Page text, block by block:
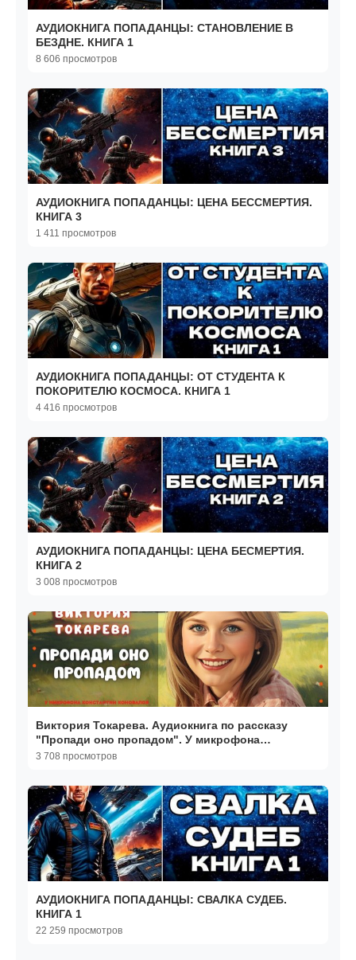
АУДИОКНИГА ПОПАДАНЦЫ: СТАНОВЛЕНИЕ В
БЕЗДНЕ. КНИГА 1
8 606 просмотров
АУДИОКНИГА ПОПАДАНЦЫ: ЦЕНА БЕССМЕРТИЯ.
КНИГА 3
1 411 просмотров
АУДИОКНИГА ПОПАДАНЦЫ: ОТ СТУДЕНТА К
ПОКОРИТЕЛЮ КОСМОСА. КНИГА 1
4 416 просмотров
АУДИОКНИГА ПОПАДАНЦЫ: ЦЕНА БЕСМЕРТИЯ.
КНИГА 2
3 008 просмотров
Виктория Токарева. Аудиокнига по рассказу
"Пропади оно пропадом". У микрофона
Константин Коновалов.
3 708 просмотров
АУДИОКНИГА ПОПАДАНЦЫ: СВАЛКА СУДЕБ.
КНИГА 1
22 259 просмотров